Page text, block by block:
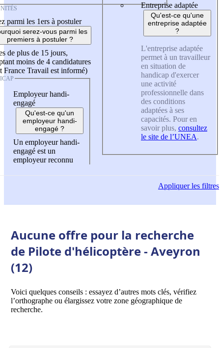
parmi les 1ers à postuler
serez-vous parmi les
premiers à postuler ?
de plus de 15 jours,
moins de 4 candidatures
France Travail est informé)
Employeur handi-
engagé
Qu'est-ce qu'un
employeur handi-
engagé ?
Un employeur handi-
engagé est un
employeur reconnu
Entreprise adaptée
Qu'est-ce qu'une
entreprise adaptée
?
L'entreprise adaptée
permet à un travailleur
en situation de
handicap d'exercer
une activité
professionnelle dans
des conditions
adaptées à ses
capacités. Pour en
savoir plus, consultez
le site de l’UNEA.
Appliquerles filtres
Aucune offre pour la recherche
de Pilote d'hélicoptère - Aveyron
(12)
Voici quelques conseils : essayez d’autres mots clés, vérifiez
l’orthographe ou élargissez votre zone géographique de
recherche.